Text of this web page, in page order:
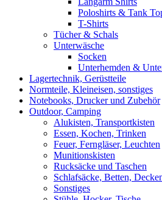
Poloshirts & Tank
T-Shirts
Tücher & Schals
Unterwäsche
Socken
Unterhemden &
Lagertechnik, Gerüstteile
Normteile, Kleineisen, sonstiges
Notebooks, Drucker und Zubehör
Outdoor, Camping
Alukisten, Transportkisten
Essen, Kochen, Trinken
Feuer, Ferngläser, Leuchten
Munitionskisten
Rucksäcke und Taschen
Schlafsäcke, Betten,
Sonstiges